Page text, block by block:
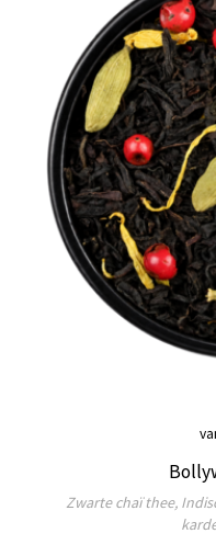
Zwarte chaï thee,